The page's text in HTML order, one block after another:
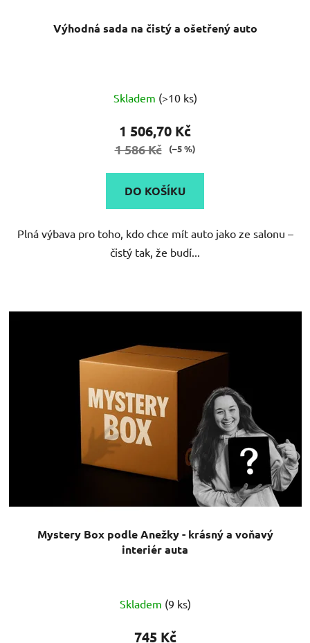
Výhodná sada na čistý a ošetřený auto
Skladem (>10 ks)
1 506,70 Kč
1 586 Kč (–5 %)
DO KOŠÍKU
Plná výbava pro toho, kdo chce mít auto jako ze salonu –
čistý tak, že budí...
Mystery Box podle Anežky - krásný a voňavý
interiér auta
Skladem (9 ks)
745 Kč